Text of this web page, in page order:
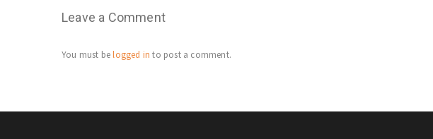
Leave a Comment
You must belogged in to post a comment.